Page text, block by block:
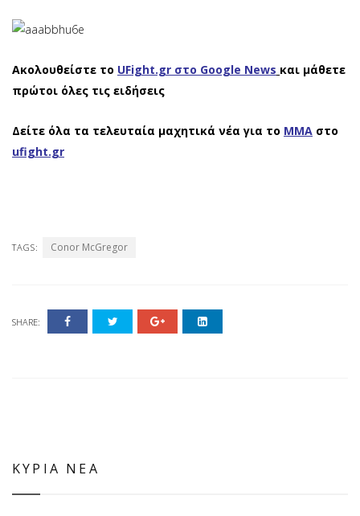
Ακολουθείστε το UFight.gr στο Google News και μάθετε
πρώτοι όλες τις ειδήσεις
Δείτε όλα τα τελευταία μαχητικά νέα για το ΜΜΑ στο
ufight.gr
TAGS: Conor McGregor
SHARE:
ΚΥΡΙΑ ΝΕΑ